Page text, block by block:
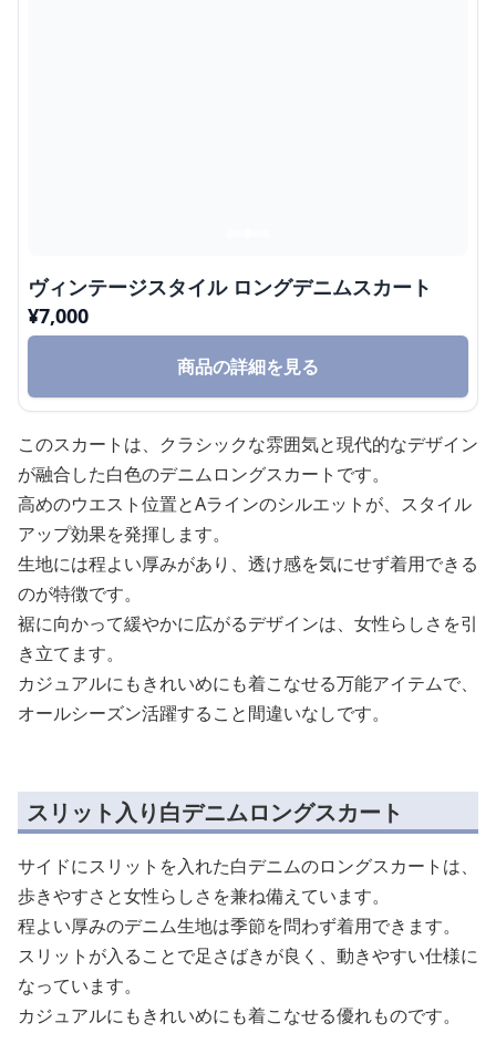
ヴィンテージスタイル ロングデニムスカート
¥7,000
商品の詳細を見る
このスカートは、クラシックな雰囲気と現代的なデザイン
が融合した白色のデニムロングスカートです。
高めのウエスト位置とAラインのシルエットが、スタイル
アップ効果を発揮します。
生地には程よい厚みがあり、透け感を気にせず着用できる
のが特徴です。
裾に向かって緩やかに広がるデザインは、女性らしさを引
き立てます。
カジュアルにもきれいめにも着こなせる万能アイテムで、
オールシーズン活躍すること間違いなしです。
スリット入り白デニムロングスカート
サイドにスリットを入れた白デニムのロングスカートは、
歩きやすさと女性らしさを兼ね備えています。
程よい厚みのデニム生地は季節を問わず着用できます。
スリットが入ることで足さばきが良く、動きやすい仕様に
なっています。
カジュアルにもきれいめにも着こなせる優れものです。